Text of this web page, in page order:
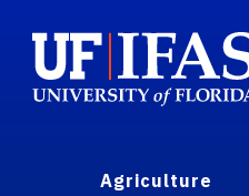
Agriculture